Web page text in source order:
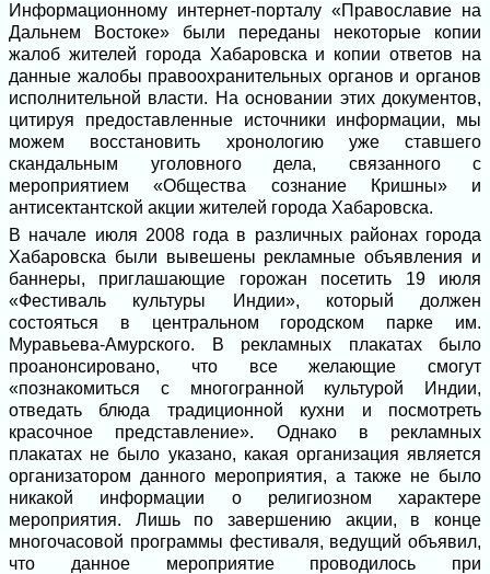
Информационному интернет-порталу «Православие на
Дальнем Востоке» были переданы некоторые копии
жалоб жителей города Хабаровска и копии ответов на
данные жалобы правоохранительных органов и органов
исполнительной власти. На основании этих документов,
цитируя предоставленные источники информации, мы
можем восстановить хронологию уже ставшего
скандальным уголовного дела, связанного с
мероприятием «Общества сознание Кришны» и
антисектантской акции жителей города Хабаровска.
В начале июля 2008 года в различных районах города
Хабаровска были вывешены рекламные объявления и
баннеры, приглашающие горожан посетить 19 июля
«Фестиваль культуры Индии», который должен
состояться в центральном городском парке им.
Муравьева-Амурского. В рекламных плакатах было
проанонсировано, что все желающие смогут
«познакомиться с многогранной культурой Индии,
отведать блюда традиционной кухни и посмотреть
красочное представление». Однако в рекламных
плакатах не было указано, какая организация является
организатором данного мероприятия, а также не было
никакой информации о религиозном характере
мероприятия. Лишь по завершению акции, в конце
многочасовой программы фестиваля, ведущий объявил,
что данное мероприятие проводилось при